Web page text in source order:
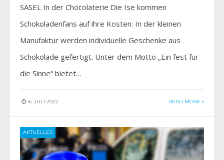
SASEL In der Chocolaterie Die Ise kommen
Schokoladenfans auf ihre Kosten: In der kleinen
Manufaktur werden individuelle Geschenke aus
Schokolade gefertigt. Unter dem Motto „Ein fest für
die Sinne“ bietet…
6. JULI 2022 READ MORE
AKTUELLES